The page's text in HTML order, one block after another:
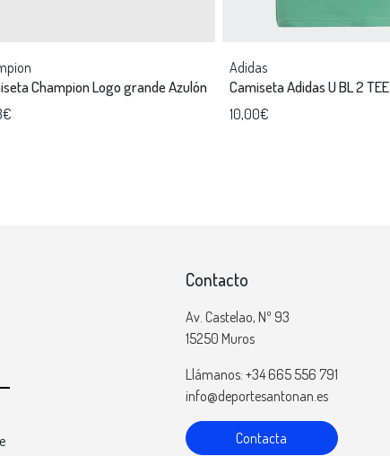
Champion Logo grande Azulón
Adidas
Camiseta Adidas U BL 2 TEE
10,00€
Contacto
Av. Castelao, Nº 93
15250 Muros
Llámanos: +34 665 556 791
info@deportesantonan.es
Contacta